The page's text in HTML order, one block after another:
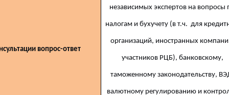
вопрос-ответ
независимых экспертов на вопросы
налогам и бухучету (в т.ч. для
организаций, иностранных
участников РЦБ), банковскому,
таможенному законодательству,
валютному регулированию и